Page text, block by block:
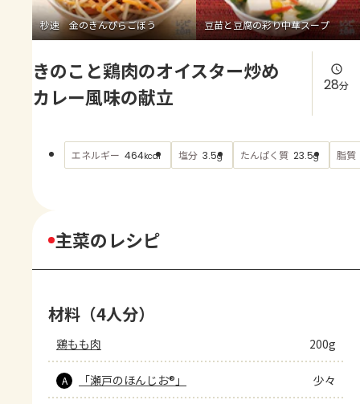
お買い物
AJINOMOTO PARK とは
秒速 金のきんぴらごぼう 豆苗と豆腐の彩り中華スープ
きのこと鶏肉のオイスター炒め
カレー風味の献立
28分
エネルギー 464kcal 塩分 3.5g たんぱく質 23.5g 脂質
主菜のレシピ
材料（4人分）
鶏もも肉 200g
A 「瀬戸のほんじお®」 少々